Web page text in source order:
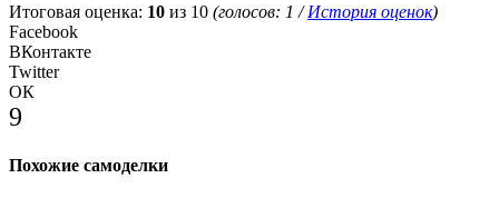
Итоговая оценка: 10 из 10 (голосов: 1 /История оценок)
Facebook
ВКонтакте
Twitter
ОК
9
Похожие самоделки